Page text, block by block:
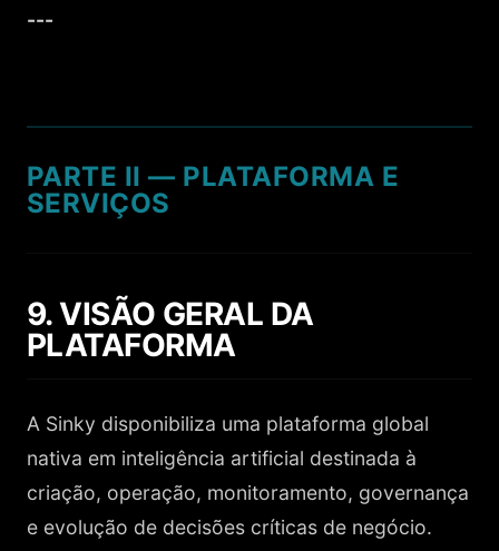
---
PARTE II — PLATAFORMA E
SERVIÇOS
9. VISÃO GERAL DA
PLATAFORMA
A Sinky disponibiliza uma plataforma global
nativa em inteligência artificial destinada à
criação, operação, monitoramento, governança
e evolução de decisões críticas de negócio.